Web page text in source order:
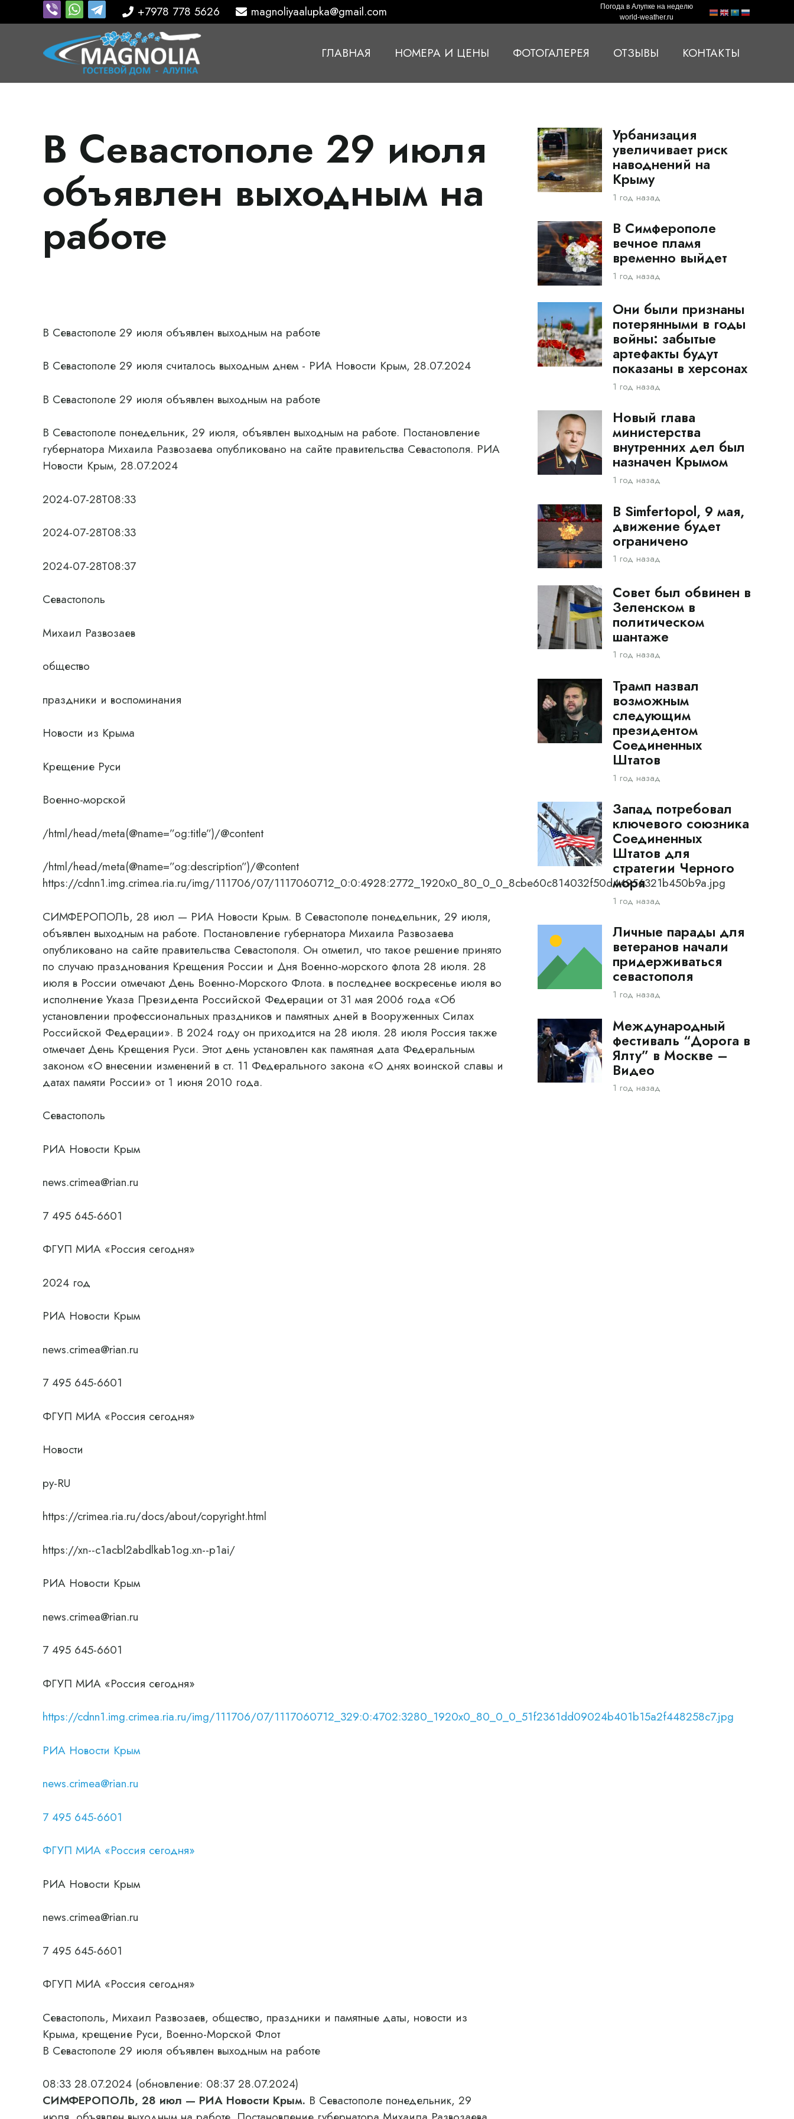
+7978 778 5626 magnoliyaalupka@gmail.com
Погода в Алупке на неделю
world-weather.ru
ГЛАВНАЯ НОМЕРА И ЦЕНЫ ФОТОГАЛЕРЕЯ ОТЗЫВЫ КОНТАКТЫ
В Севастополе 29 июля
объявлен выходным на
работе
В Севастополе 29 июля объявлен выходным на работе
В Севастополе 29 июля считалось выходным днем ​​- РИА Новости Крым, 28.07.2024
В Севастополе 29 июля объявлен выходным на работе
В Севастополе понедельник, 29 июля, объявлен выходным на работе. Постановление
губернатора Михаила Развозаева опубликовано на сайте правительства Севастополя. РИА
Новости Крым, 28.07.2024
2024-07-28T08:33
2024-07-28T08:33
2024-07-28T08:37
Севастополь
Михаил Развозаев
общество
праздники и воспоминания
Новости из Крыма
Крещение Руси
Военно-морской
/html/head/meta(@name=”og:title”)/@content
/html/head/meta(@name=”og:description”)/@content
https://cdnn1.img.crimea.ria.ru/img/111706/07/1117060712_0:0:4928:2772_1920x0_80_0_0_8cbe60c814032f50d44956321b450b9a.jpg
СИМФЕРОПОЛЬ, 28 июл — РИА Новости Крым. В Севастополе понедельник, 29 июля,
объявлен выходным на работе. Постановление губернатора Михаила Развозаева
опубликовано на сайте правительства Севастополя. Он отметил, что такое решение принято
по случаю празднования Крещения России и Дня Военно-морского флота 28 июля. 28
июля в России отмечают День Военно-Морского Флота. в последнее воскресенье июля во
исполнение Указа Президента Российской Федерации от 31 мая 2006 года «Об
установлении профессиональных праздников и памятных дней в Вооруженных Силах
Российской Федерации». В 2024 году он приходится на 28 июля. 28 июля Россия также
отмечает День Крещения Руси. Этот день установлен как памятная дата Федеральным
законом «О внесении изменений в ст. 11 Федерального закона «О днях воинской славы и
датах памяти России» от 1 июня 2010 года.
Севастополь
РИА Новости Крым
news.crimea@rian.ru
7 495 645-6601
ФГУП МИА «Россия сегодня»
2024 год
РИА Новости Крым
news.crimea@rian.ru
7 495 645-6601
ФГУП МИА «Россия сегодня»
Новости
ру-RU
https://crimea.ria.ru/docs/about/copyright.html
https://xn--c1acbl2abdlkab1og.xn--p1ai/
РИА Новости Крым
news.crimea@rian.ru
7 495 645-6601
ФГУП МИА «Россия сегодня»
https://cdnn1.img.crimea.ria.ru/img/111706/07/1117060712_329:0:4702:3280_1920x0_80_0_0_51f2361dd09024b401b15a2f448258c7.jpg
РИА Новости Крым
news.crimea@rian.ru
7 495 645-6601
ФГУП МИА «Россия сегодня»
РИА Новости Крым
news.crimea@rian.ru
7 495 645-6601
ФГУП МИА «Россия сегодня»
Севастополь, Михаил Развозаев, общество, праздники и памятные даты, новости из
Крыма, крещение Руси, Военно-Морской Флот
В Севастополе 29 июля объявлен выходным на работе
08:33 28.07.2024 (обновление: 08:37 28.07.2024)
СИМФЕРОПОЛЬ, 28 июл — РИА Новости Крым. В Севастополе понедельник, 29
Урбанизация
увеличивает риск
наводнений на
Крыму
1 год назад
В Симферополе
вечное пламя
временно выйдет
1 год назад
Они были признаны
потерянными в годы
войны: забытые
артефакты будут
показаны в херсонах
1 год назад
Новый глава
министерства
внутренних дел был
назначен Крымом
1 год назад
В Simfertopol, 9 мая,
движение будет
ограничено
1 год назад
Совет был обвинен в
Зеленском в
политическом
шантаже
1 год назад
Трамп назвал
возможным
следующим
президентом
Соединенных
Штатов
1 год назад
Запад потребовал
ключевого союзника
Соединенных
Штатов для
стратегии Черного
моря
1 год назад
Личные парады для
ветеранов начали
придерживаться
севастополя
1 год назад
Международный
фестиваль “Дорога в
Ялту” в Москве –
Видео
1 год назад